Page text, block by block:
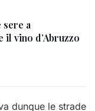
a
vino d’Abruzzo
dunque le strade